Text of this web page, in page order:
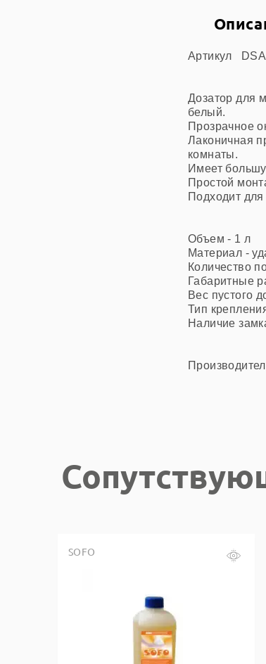
Артикул
Дозатор для
белый.
Прозрачное
Лаконичная
комнаты.
Имеет
Простой
Подходит для
Объем - 1 л
Материал -
Количество
Габаритные
Вес пустого
Тип
Наличие
SOFO